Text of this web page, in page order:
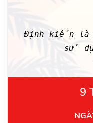
Định kiến là
sử
9